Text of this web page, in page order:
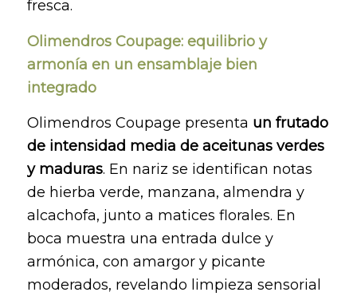
fresca.
Olimendros Coupage: equilibrio y
armonía en un ensamblaje bien
integrado
Olimendros Coupage presenta un frutado
de intensidad media de aceitunas verdes
y maduras. En nariz se identifican notas
de hierba verde, manzana, almendra y
alcachofa, junto a matices florales. En
boca muestra una entrada dulce y
armónica, con amargor y picante
moderados, revelando limpieza sensorial